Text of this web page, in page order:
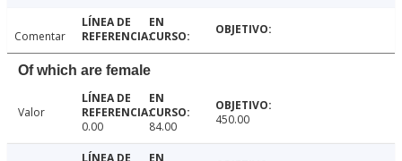
Comentar
Of which are female
Valor
0.00
84.00 450.00